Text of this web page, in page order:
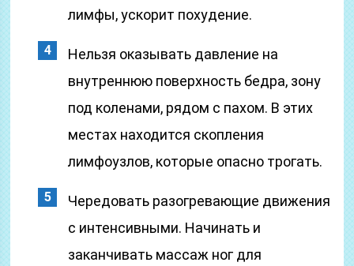
лимфы, ускорит похудение.
Нельзя оказывать давление на
внутреннюю поверхность бедра, зону
под коленами, рядом с пахом. В этих
местах находится скопления
лимфоузлов, которые опасно трогать.
Чередовать разогревающие движения
с интенсивными. Начинать и
заканчивать массаж ног для